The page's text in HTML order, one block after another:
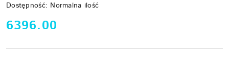
Dostępność: Normalna ilość
cena:
6396.00